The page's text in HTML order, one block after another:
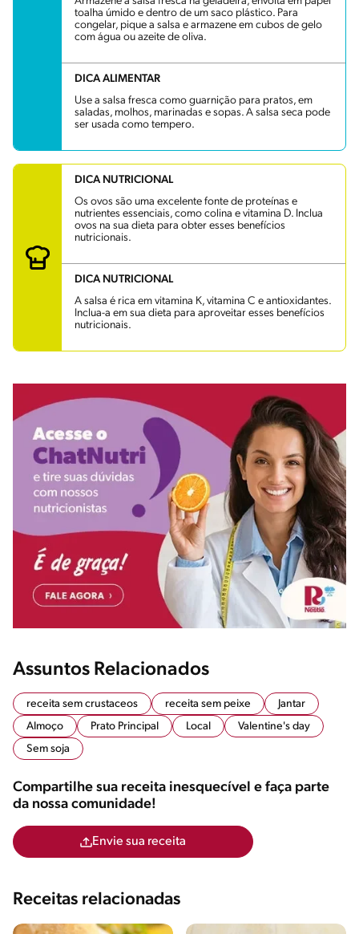
toalha úmido e dentro de um saco plástico. Para
congelar, pique a salsa e armazene em cubos de gelo
com água ou azeite de oliva.
DICA ALIMENTAR
Use a salsa fresca como guarnição para pratos, em
saladas, molhos, marinadas e sopas. A salsa seca pode
ser usada como tempero.
DICA NUTRICIONAL
Os ovos são uma excelente fonte de proteínas e
nutrientes essenciais, como colina e vitamina D. Inclua
ovos na sua dieta para obter esses benefícios
nutricionais.
DICA NUTRICIONAL
A salsa é rica em vitamina K, vitamina C e antioxidantes.
Inclua-a em sua dieta para aproveitar esses benefícios
nutricionais.
Assuntos Relacionados
receita sem crustaceos receita sem peixe
Jantar
Almoço
Prato Principal Local
Valentine's day
Sem soja
Compartilhe sua receita inesquecível e faça parte
da nossa comunidade!
Envie sua receita
Receitas relacionadas